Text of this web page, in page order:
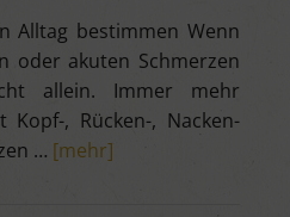
Alltag bestimmen Wenn
oder akuten Schmerzen
allein. Immer mehr
, Rücken-, Nacken-
… [mehr]